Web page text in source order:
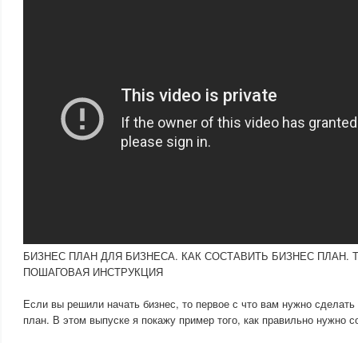
БИЗНЕС ПЛАН ДЛЯ БИЗНЕСА. КАК СОСТАВИТЬ БИЗНЕС ПЛАН.
ПОШАГОВАЯ ИНСТРУКЦИЯ
Если вы решили начать бизнес, то первое с что вам нужно
план. В этом выпуске я покажу пример того, как правильно нужно